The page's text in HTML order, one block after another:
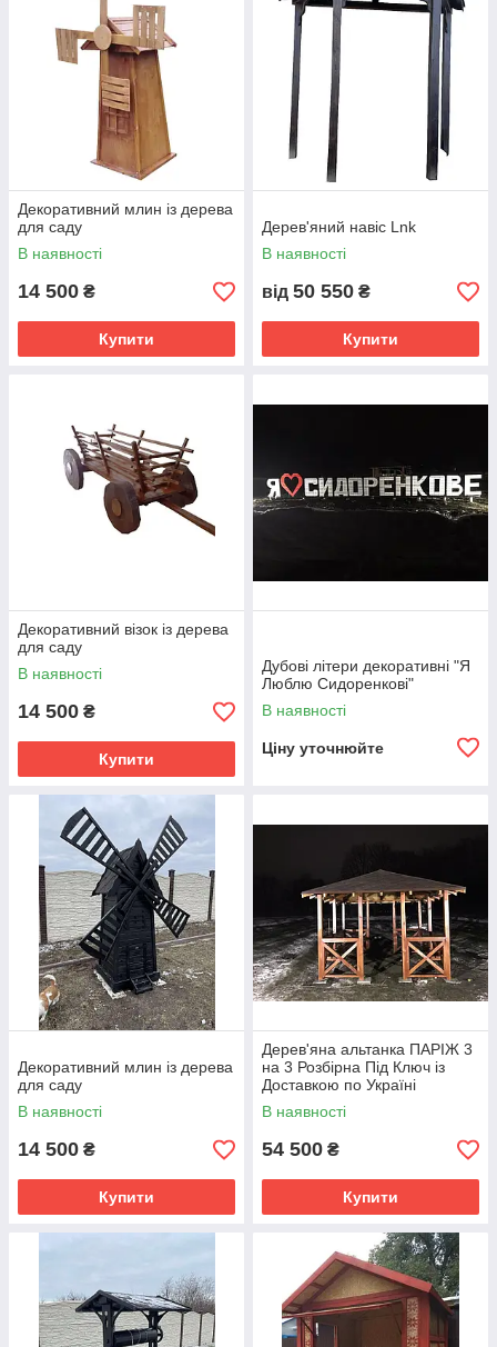
Декоративний млин із дерева
для саду
В наявності
14 500 ₴
Купити
Дерев'яний навіс Lnk
В наявності
від 50 550 ₴
Купити
Декоративний візок із дерева
для саду
В наявності
14 500 ₴
Купити
Дубові літери декоративні "Я
Люблю Сидоренкові"
В наявності
Ціну уточнюйте
Декоративний млин із дерева
для саду
В наявності
14 500 ₴
Купити
Дерев'яна альтанка ПАРІЖ 3
на 3 Розбірна Під Ключ із
Доставкою по Україні
В наявності
54 500 ₴
Купити